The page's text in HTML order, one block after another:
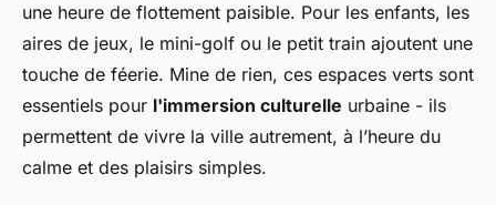
une heure de flottement paisible. Pour les enfants, les
aires de jeux, le mini-golf ou le petit train ajoutent une
touche de féerie. Mine de rien, ces espaces verts sont
essentiels pour l'immersion culturelle urbaine - ils
permettent de vivre la ville autrement, à l’heure du
calme et des plaisirs simples.